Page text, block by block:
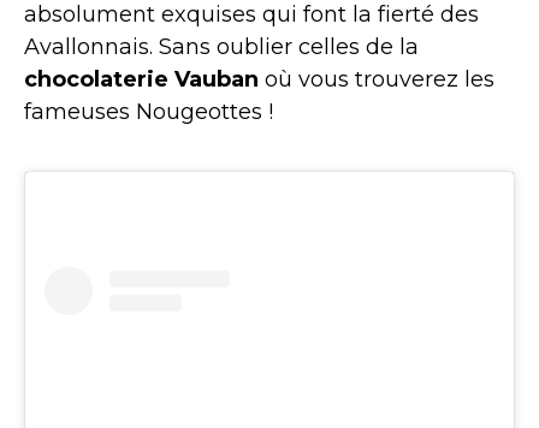
absolument exquises qui font la fierté des
Avallonnais. Sans oublier celles de la
chocolaterie Vauban où vous trouverez les
fameuses Nougeottes !